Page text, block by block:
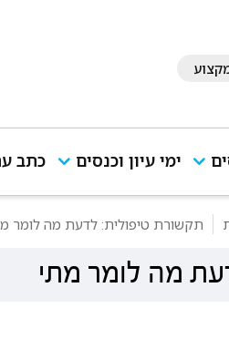
ימי עיון וכנסים כתב
תקשורת טיפולית: לדעת מה לומר
מה לומר מתי